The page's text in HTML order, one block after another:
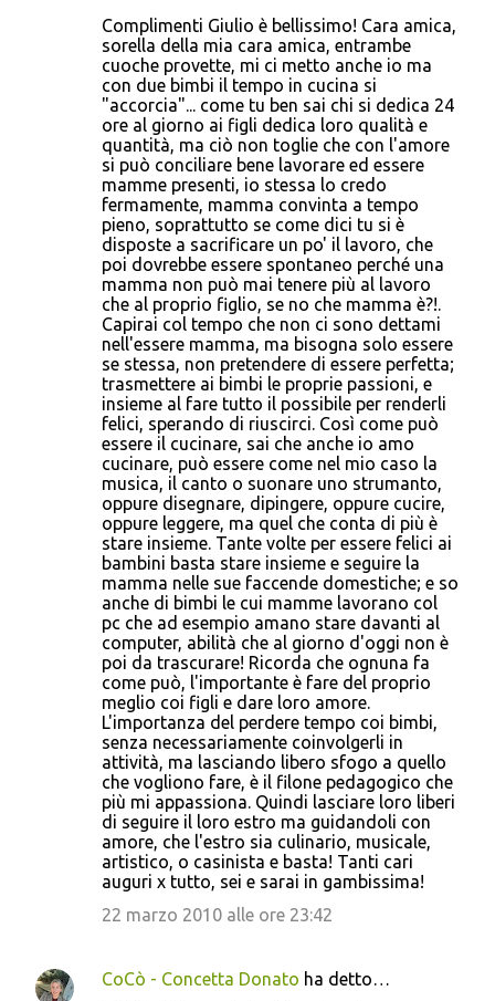
Complimenti Giulio è bellissimo! Cara amica,
sorella della mia cara amica, entrambe
cuoche provette, mi ci metto anche io ma
con due bimbi il tempo in cucina si
"accorcia"... come tu ben sai chi si dedica 24
ore al giorno ai figli dedica loro qualità e
quantità, ma ciò non toglie che con l'amore
si può conciliare bene lavorare ed essere
mamme presenti, io stessa lo credo
fermamente, mamma convinta a tempo
pieno, soprattutto se come dici tu si è
disposte a sacrificare un po' il lavoro, che
poi dovrebbe essere spontaneo perché una
mamma non può mai tenere più al lavoro
che al proprio figlio, se no che mamma è?!.
Capirai col tempo che non ci sono dettami
nell'essere mamma, ma bisogna solo essere
se stessa, non pretendere di essere perfetta;
trasmettere ai bimbi le proprie passioni, e
insieme al fare tutto il possibile per renderli
felici, sperando di riuscirci. Così come può
essere il cucinare, sai che anche io amo
cucinare, può essere come nel mio caso la
musica, il canto o suonare uno strumanto,
oppure disegnare, dipingere, oppure cucire,
oppure leggere, ma quel che conta di più è
stare insieme. Tante volte per essere felici ai
bambini basta stare insieme e seguire la
mamma nelle sue faccende domestiche; e so
anche di bimbi le cui mamme lavorano col
pc che ad esempio amano stare davanti al
computer, abilità che al giorno d'oggi non è
poi da trascurare! Ricorda che ognuna fa
come può, l'importante è fare del proprio
meglio coi figli e dare loro amore.
L'importanza del perdere tempo coi bimbi,
senza necessariamente coinvolgerli in
attività, ma lasciando libero sfogo a quello
che vogliono fare, è il filone pedagogico che
più mi appassiona. Quindi lasciare loro liberi
di seguire il loro estro ma guidandoli con
amore, che l'estro sia culinario, musicale,
artistico, o casinista e basta! Tanti cari
auguri x tutto, sei e sarai in gambissima!
22 marzo 2010 alle ore 23:42
CoCò - Concetta Donato ha detto…